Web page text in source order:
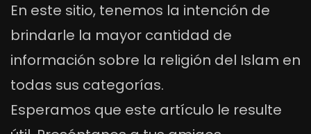
En este sitio, tenemos la intención de
brindarle la mayor cantidad de
información sobre la religión del Islam en
todas sus categorías.
Esperamos que este artículo le resulte